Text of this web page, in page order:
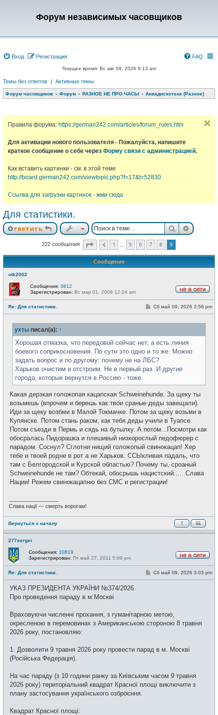
Форум независимых часовщиков
Вход Регистрация FAQ
Текущее время: Вс авг 09, 2026 9:13 am
Темы без ответов | Активные темы
Форум часовщиков Форум РАЗНОЕ НЕ ПРО ЧАСЫ Аквадискотека (Разное)
Правила форума: https://german242.com/articles/forum_rules.htm
Для активации нового пользователя - Пожалуйста, напишите
краткое сообщение о себе через Форму связи с администрацией.
Как вставить картинки - см. в этой теме
http://board.german242.com/viewtopic.php?f=17&t=52830
Ссылка для загрузки картинок - жми сюда
Для статистики.
Ответить Поиск
222 сообщения СтраницаПред.
1 5 6 7 8 9
Сообщение
otk2002
е
в
с
Сообщения: 3812
Зарегистрирован: Вс мар 01, 2009 12:24 am
Re: Для статистики.
С
б
е
н
е
Сб май 09, 2026 2:58 pm
ухты писал(а): ↑
Хорошая отмазка, что передовой сейчас нет, а есть линия
боевого соприкосновения. По сути это одно и то же. Можно
задать вопрос и по другому: почему не на ЛБС?
Харьков очистим и отстроим. Не в первый раз. И другие
города, которые вернутся в Россию - тоже.
Какая дерзкая голожопая кацапская Schweinehundе. За щеку ты
возьмешь (впрочем и берешь как твои сраные деды завещали).
Иди за щеку возбми в Малой Токмачке. Потом за щеку возьми в
Купянске. Потом стань раком, как тебя деды учили в Туапсе.
Потом съезди в Пермь и сядь на бутылку. А потом...Посмотри как
обосралась Пидорашка и плешивый низкорослый педофюрер с
парадом. Соснул? Сглотни нищий голожопый свинокацап! Хер
тебе и твоей родне в рот а не Харьков. ССЫкливая падаль, что
там с Белгородской и Курской областью? Почему ты, сроаный
Schweinehundе не там? Обтекай, обосрышь нацистский..... Слава
Нации! Режем свинокацапню без СМС и регистрации!
Слава нації — смерть ворогам!
Вернуться к началу
277sergei
е
в
с
Сообщения: 10819
Зарегистрирован: Пт май 27, 2011 5:09 pm
Re: Для статистики.
ССб май 09, 2026 3:03 pm
УКАЗ ПРЕЗИДЕНТА УКРАЇНИ №374/2026
Про проведення параду в м.Москві
Враховуючи численні прохання, з гуманітарною метою,
окресленою в перемовинах з Американською стороною 8 травня
2026 року, постановляю:
1. Дозволити 9 травня 2026 року провести парад в м. Москві
(Російська Федерація).
На час параду (з 10 години ранку за Київським часом 9 травня
2026 року) територіальний квадрат Красної площі виключити з
плану застосування українського озброєння.
Квадрат Красної площі: